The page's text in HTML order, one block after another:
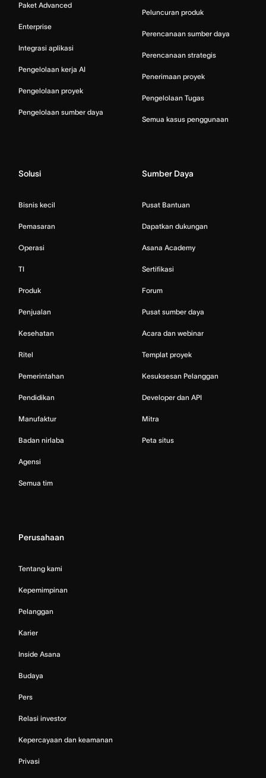
Paket Advanced
Enterprise
Integrasi aplikasi
Pengelolaan kerja AI
Pengelolaan proyek
Pengelolaan sumber daya
Peluncuran produk
Perencanaan sumber daya
Perencanaan strategis
Penerimaan proyek
Pengelolaan Tugas
Semua kasus penggunaan
Solusi
Bisnis kecil
Pemasaran
Operasi
TI
Produk
Penjualan
Kesehatan
Ritel
Pemerintahan
Pendidikan
Manufaktur
Badan nirlaba
Agensi
Semua tim
Sumber Daya
Pusat Bantuan
Dapatkan dukungan
Asana Academy
Sertifikasi
Forum
Pusat sumber daya
Acara dan webinar
Templat proyek
Kesuksesan Pelanggan
Developer dan API
Mitra
Peta situs
Perusahaan
Tentang kami
Kepemimpinan
Pelanggan
Karier
Inside Asana
Budaya
Pers
Relasi investor
Kepercayaan dan keamanan
Privasi